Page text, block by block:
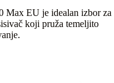
Max EU je idealan izbor za
koji pruža temeljito